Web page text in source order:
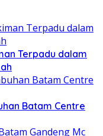
Terpadu dalam
Batam Centre